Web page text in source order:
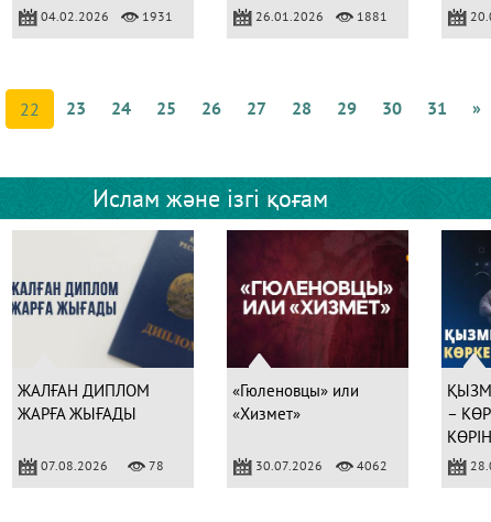
04.02.2026 1931 26.01.2026 1881
22 23 24 25 26 27 28 29 30 31 »
Ислам және ізгі қоғам
ЖАЛҒАН ДИПЛОМ
ЖАРҒА ЖЫҒАДЫ
07.08.2026 78
«Гюленовцы» или
«Хизмет»
30.07.2026 4062
–